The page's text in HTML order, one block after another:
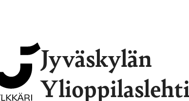
Jyväskylän
Ylioppilaslehti